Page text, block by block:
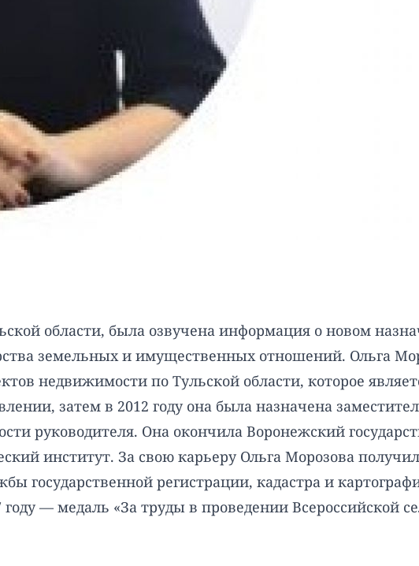
области, была озвучена информация о новом
земельных и имущественных отношений. Ольга
недвижимости по Тульской области, которое
затем в 2012 году она была назначена
руководителя. Она окончила Воронежский
институт. За свою карьеру Ольга Морозова
государственной регистрации, кадастра и
— медаль «За труды в проведении Всероссийской